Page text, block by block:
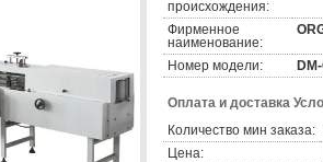
происхождения:
Фирменное
наименование:
Номер модели:
Оплата и доставка
Количество мин заказа:
Цена: